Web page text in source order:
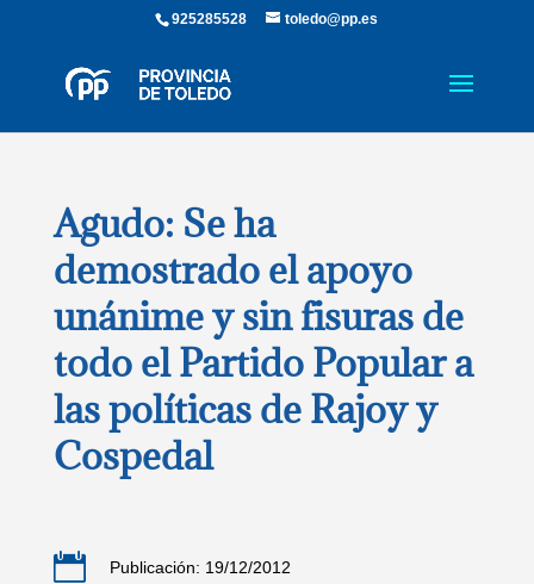
925285528 toledo@pp.es
Agudo: Se ha
demostrado el apoyo
unánime y sin fisuras de
todo el Partido Popular a
las políticas de Rajoy y
Cospedal
 Publicación: 19/12/2012